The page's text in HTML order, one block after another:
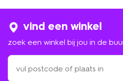
maak je keuze uit
haakgaren
vind een winkel
zoek een winkel bij jou in de
zoek
een
winkel